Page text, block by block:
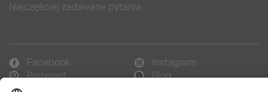
Najczęściej zadawane pytania
Facebook
Instagram
Pinterest
Blog